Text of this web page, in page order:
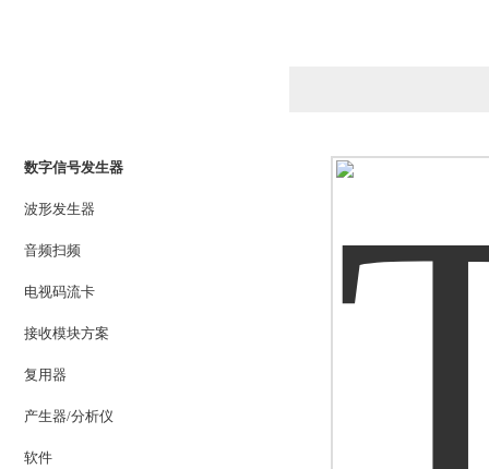
数字信号发生器
波形发生器
音频扫频
电视码流卡
接收模块方案
复用器
产生器/分析仪
软件